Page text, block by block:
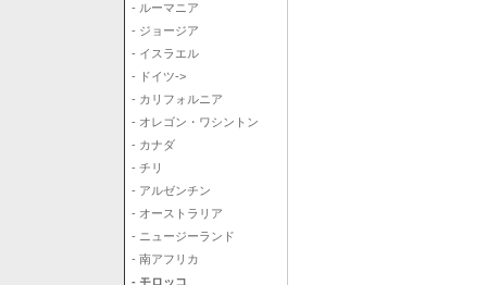
- ルーマニア
- ジョージア
- イスラエル
- ドイツ->
- カリフォルニア
- オレゴン・ワシントン
- カナダ
- チリ
- アルゼンチン
- オーストラリア
- ニュージーランド
- 南アフリカ
- モロッコ